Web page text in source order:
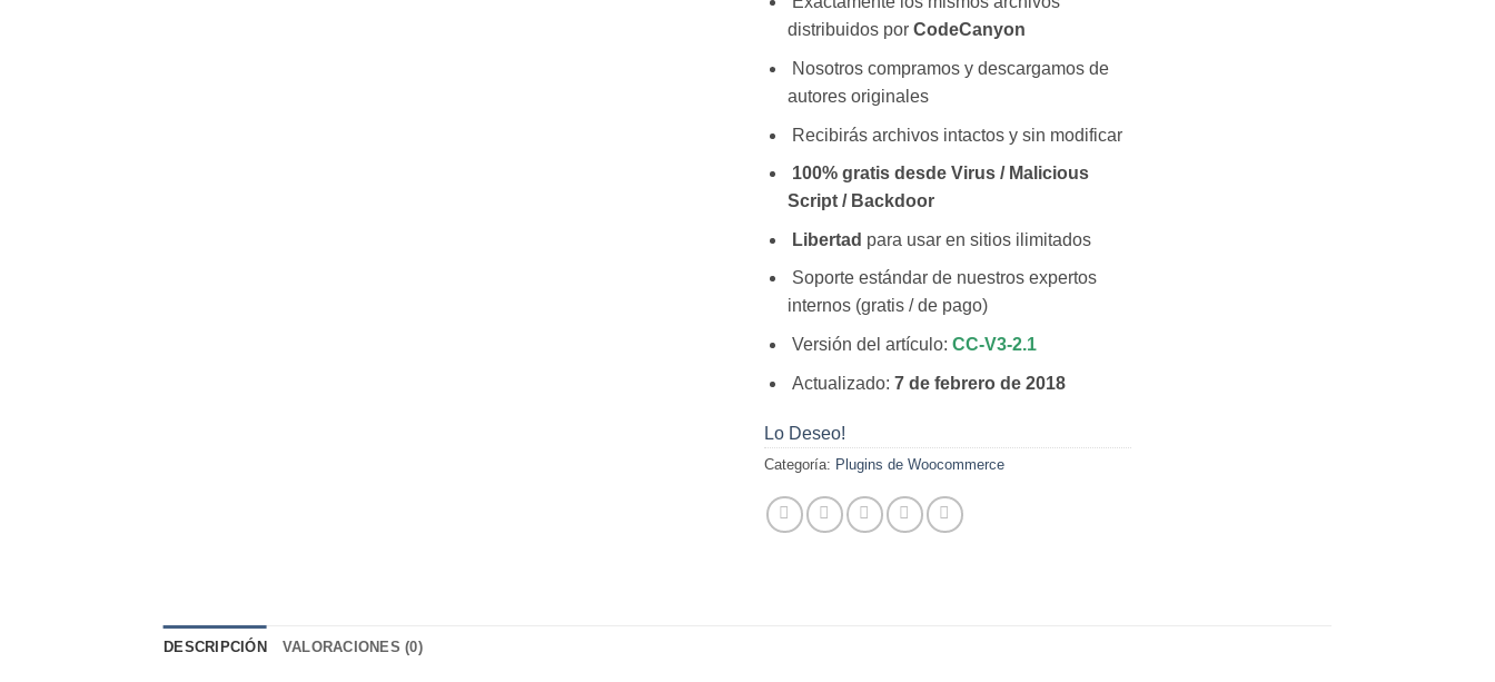
distribuidos por CodeCanyon
Nosotros compramos y descargamos de
autores originales
Recibirás archivos intactos y sin modificar
100% gratis desde Virus / Malicious
Script / Backdoor
Libertad para usar en sitios ilimitados
Soporte estándar de nuestros expertos
internos (gratis / de pago)
Versión del artículo: CC-V3-2.1
Actualizado: 7 de febrero de 2018
Lo Deseo!
Categoría: Plugins de Woocommerce
DESCRIPCIÓN VALORACIONES (0)